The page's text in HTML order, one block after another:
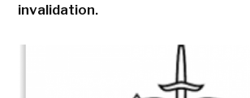
invalidation.